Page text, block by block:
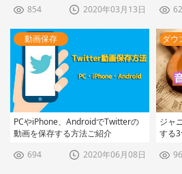
854
2020年03月13日
動画保存
PCやiPhone、AndroidでTwitterの
動画を保存する方法ご紹介
694
2020年06月08日
ダウ
ジャ
する